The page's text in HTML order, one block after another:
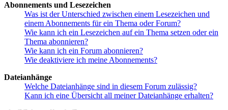
Abonnements und Lesezeichen
Was ist der Unterschied zwischen einem Lesezeichen und
einem Abonnements für ein Thema oder Forum?
Wie kann ich ein Lesezeichen auf ein Thema setzen oder ein
Thema abonnieren?
Wie kann ich ein Forum abonnieren?
Wie deaktiviere ich meine Abonnements?
Dateianhänge
Welche Dateianhänge sind in diesem Forum zulässig?
Kann ich eine Übersicht all meiner Dateianhänge erhalten?